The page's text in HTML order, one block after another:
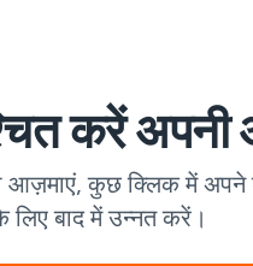
करें अपनी
कुछ क्लिक में अपने
लिए बाद में उन्नत करें।